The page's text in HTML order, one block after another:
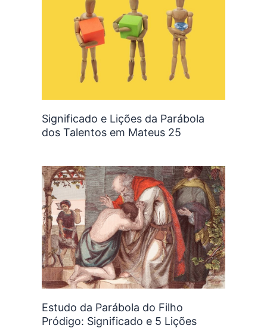
Significado e Lições da Parábola
dos Talentos em Mateus 25
Estudo da Parábola do Filho
Pródigo: Significado e 5 Lições